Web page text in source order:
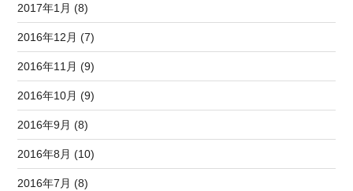
2017年1月 (8)
2016年12月 (7)
2016年11月 (9)
2016年10月 (9)
2016年9月 (8)
2016年8月 (10)
2016年7月 (8)